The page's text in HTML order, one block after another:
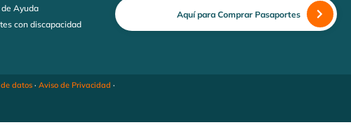
Ayuda
con discapacidad
Aquí para Comprar Pasaportes
datos· Aviso de Privacidad ·